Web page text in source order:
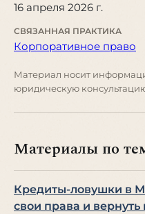
16 апреля 2026 г.
СВЯЗАННАЯ ПРАКТИКА
Корпоративное право
Материал носит
юридическую
Материалы по
Кредиты-ловушки в
свои права и